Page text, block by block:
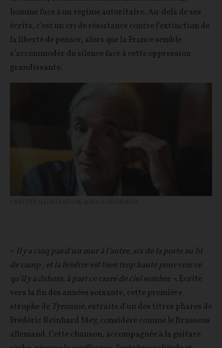
homme face à un régime autoritaire. Au-delà de ses
écrits, c’est un cri de résistance contre l’extinction de
la liberté de penser, alors que la France semble
s’accommoder du silence face à cette oppression
grandissante.
« Il y a cinq pas d’un mur à l’autre, six de la porte au lit
de camp ; et la fenêtre est bien trop haute pour voir ce
qu’il y a dehors, à part ce carré de ciel sombre ». Écrite
vers la fin des années soixante, cette première
strophe de Tyrannie, extraite d’un des titres phares de
Frédéric Reinhard Mey, considéré comme le Brassens
allemand. Cette chanson, accompagnée à la guitare